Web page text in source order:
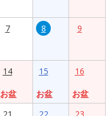
7 8 9
14
お盆
15
お盆
16
お盆
21 22 23